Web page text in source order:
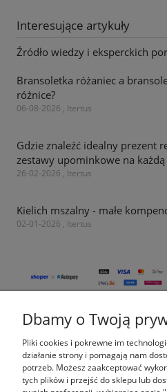
Interesujące artykuły
Źródło wiedzy i eksperckich
Bransoletka różaniec a
różnice?
06-08-2026 , Itertus
Gdzie znaleźć idealny prezent
zestawy upominkowe na
26-02-2026 , Itertus
Kielich mszalny - małe
02-01-2026 , Itertus
Pomoc
Moje
Płatności i
Dbamy o Twoją
Pliki cookies i pokrewne im
działanie strony i pomagają nam
potrzeb. Możesz zaakceptować
tych plików i przejść do sklepu lub